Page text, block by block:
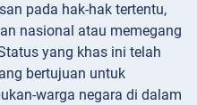
pada hak-hak tertentu,
nasional atau memegang
yang khas ini telah
bertujuan untuk
warga negara di dalam